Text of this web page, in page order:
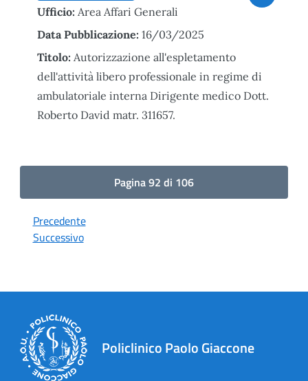
Ufficio: Area Affari Generali
Data Pubblicazione: 16/03/2025
Titolo: Autorizzazione all'espletamento
dell'attività libero professionale in regime di
ambulatoriale interna Dirigente medico Dott.
Roberto David matr. 311657.
Pagina 92 di 106
Precedente
Successivo
Policlinico Paolo Giaccone